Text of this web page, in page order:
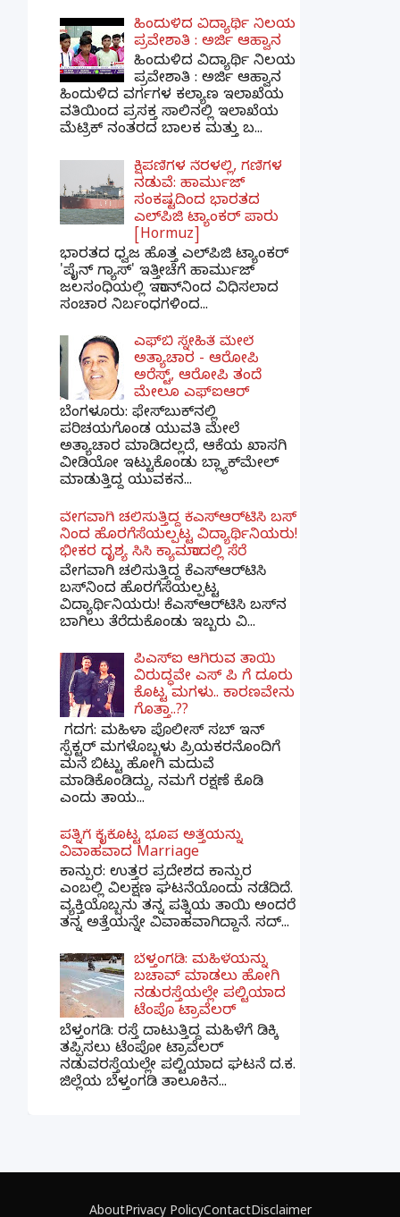
ಹಿಂದುಳಿದ ವಿದ್ಯಾರ್ಥಿ ನಿಲಯ
ಪ್ರವೇಶಾತಿ : ಅರ್ಜಿ ಆಹ್ವಾನ
ಹಿಂದುಳಿದ ವಿದ್ಯಾರ್ಥಿ ನಿಲಯ
ಪ್ರವೇಶಾತಿ : ಅರ್ಜಿ ಆಹ್ವಾನ
ಹಿಂದುಳಿದ ವರ್ಗಗಳ ಕಲ್ಯಾಣ ಇಲಾಖೆಯ
ವತಿಯಿಂದ ಪ್ರಸಕ್ತ ಸಾಲಿನಲ್ಲಿ ಇಲಾಖೆಯ
ಮೆಟ್ರಿಕ್ ನಂತರದ ಬಾಲಕ ಮತ್ತು ಬ...
ಕ್ಷಿಪಣಿಗಳ ನೆರಳಲ್ಲಿ, ಗಣಿಗಳ
ನಡುವೆ: ಹಾರ್ಮುಜ್
ಸಂಕಷ್ಟದಿಂದ ಭಾರತದ
ಎಲ್‌ಪಿಜಿ ಟ್ಯಾಂಕರ್ ಪಾರು
[Hormuz]
ಭಾರತದ ಧ್ವಜ ಹೊತ್ತ ಎಲ್‌ಪಿಜಿ ಟ್ಯಾಂಕರ್
'ಪೈನ್ ಗ್ಯಾಸ್' ಇತ್ತೀಚೆಗೆ ಹಾರ್ಮುಜ್
ಜಲಸಂಧಿಯಲ್ಲಿ ಇರಾನ್‌ನಿಂದ ವಿಧಿಸಲಾದ
ಸಂಚಾರ ನಿರ್ಬಂಧಗಳಿಂದ...
ಎಫ್‌ಬಿ ಸ್ನೇಹಿತೆ ಮೇಲೆ
ಅತ್ಯಾಚಾರ - ಆರೋಪಿ
ಅರೆಸ್ಟ್, ಆರೋಪಿ ತಂದೆ
ಮೇಲೂ ಎಫ್ಐಆರ್
ಬೆಂಗಳೂರು: ಫೇಸ್‌ಬುಕ್‌ನಲ್ಲಿ
ಪರಿಚಯಗೊಂಡ ಯುವತಿ ಮೇಲೆ
ಅತ್ಯಾಚಾರ ಮಾಡಿದಲ್ಲದೆ, ಆಕೆಯ ಖಾಸಗಿ
ವೀಡಿಯೋ ಇಟ್ಟುಕೊಂಡು ಬ್ಲ್ಯಾಕ್‌ಮೇಲ್
ಮಾಡುತ್ತಿದ್ದ ಯುವಕನ...
ವೇಗವಾಗಿ ಚಲಿಸುತ್ತಿದ್ದ ಕೆಎಸ್​ಆರ್​ಟಿಸಿ ಬಸ್​
ನಿಂದ ಹೊರಗೆಸೆಯಲ್ಪಟ್ಟ ವಿದ್ಯಾರ್ಥಿನಿಯರು!
ಭೀಕರ ದೃಶ್ಯ ಸಿಸಿ ಕ್ಯಾಮರಾದಲ್ಲಿ ಸೆರೆ
ವೇಗವಾಗಿ ಚಲಿಸುತ್ತಿದ್ದ ಕೆಎಸ್‌ಆರ್‌ಟಿಸಿ
ಬಸ್‌ನಿಂದ ಹೊರಗೆಸೆಯಲ್ಪಟ್ಟ
ವಿದ್ಯಾರ್ಥಿನಿಯರು! ಕೆಎಸ್‌ಆರ್‌ಟಿಸಿ ಬಸ್‌ನ
ಬಾಗಿಲು ತೆರೆದುಕೊಂಡು ಇಬ್ಬರು ವಿ...
ಪಿಎಸ್​ಐ ಆಗಿರುವ ತಾಯಿ
ವಿರುದ್ಧವೇ ಎಸ್ ಪಿ ಗೆ ದೂರು
ಕೊಟ್ಟ ಮಗಳು.. ಕಾರಣವೇನು
ಗೊತ್ತಾ..??
ಗದಗ​: ಮಹಿಳಾ ಪೊಲೀಸ್​ ಸಬ್ ​ಇನ್​
ಸ್ಪೆಕ್ಟರ್​ ಮಗಳೊಬ್ಬಳು ಪ್ರಿಯಕರನೊಂದಿಗೆ
ಮನೆ ಬಿಟ್ಟು ಹೋಗಿ ಮದುವೆ
ಮಾಡಿಕೊಂಡಿದ್ದು, ನಮಗೆ ರಕ್ಷಣೆ ಕೊಡಿ
ಎಂದು ತಾಯ...
ಪತ್ನಿಗೆ ಕೈಕೊಟ್ಟ ಭೂಪ ಅತ್ತೆಯನ್ನು
ವಿವಾಹವಾದ Marriage
ಕಾನ್ಪುರ: ಉತ್ತರ ಪ್ರದೇಶದ ಕಾನ್ಪುರ
ಎಂಬಲ್ಲಿ ವಿಲಕ್ಷಣ ಘಟನೆಯೊಂದು ನಡೆದಿದೆ.
ವ್ಯಕ್ತಿಯೊಬ್ಬನು ತನ್ನ ಪತ್ನಿಯ ತಾಯಿ ಅಂದರೆ
ತನ್ನ ಅತ್ತೆಯನ್ನೇ ವಿವಾಹವಾಗಿದ್ದಾನೆ. ಸದ್...
ಬೆಳ್ತಂಗಡಿ: ಮಹಿಳೆಯನ್ನು
ಬಚಾವ್ ಮಾಡಲು ಹೋಗಿ
ನಡುರಸ್ತೆಯಲ್ಲೇ ಪಲ್ಟಿಯಾದ
ಟೆಂಪೊ ಟ್ರಾವೆಲರ್
ಬೆಳ್ತಂಗಡಿ: ರಸ್ತೆ ದಾಟುತ್ತಿದ್ದ ಮಹಿಳೆಗೆ ಡಿಕ್ಕಿ
ತಪ್ಪಿಸಲು ಟೆಂಪೋ ಟ್ರಾವೆಲರ್
ನಡುವರಸ್ತೆಯಲ್ಲೇ ಪಲ್ಟಿಯಾದ ಘಟನೆ ದ.ಕ.
ಜಿಲ್ಲೆಯ ಬೆಳ್ತಂಗಡಿ ತಾಲೂಕಿನ...
AboutPrivacy PolicyContactDisclaimer
ಬ್ರೇಕಿಂಗ್ ನ್ಯೂಸ್ ಪಡೆಯಿರಿ!